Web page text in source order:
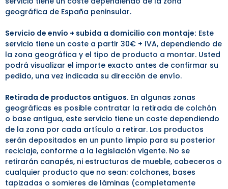
geográfica de España peninsular.
Servicio de envío + subida a domicilio con montaje: Este
servicio tiene un coste a partir 30€ + IVA, dependiendo de
la zona geográfica y el tipo de producto a montar. Usted
podrá visualizar el importe exacto antes de confirmar su
pedido, una vez indicada su dirección de envío.
Retirada de productos antiguos. En algunas zonas
geográficas es posible contratar la retirada de colchón
o base antigua, este servicio tiene un coste dependiendo
de la zona por cada artículo a retirar. Los productos
serán depositados en un punto limpio para su posterior
reciclaje, conforme a la legislación vigente. No se
retirarán canapés, ni estructuras de mueble, cabeceros o
cualquier producto que no sean: colchones, bases
tapizadas o somieres de láminas (completamente